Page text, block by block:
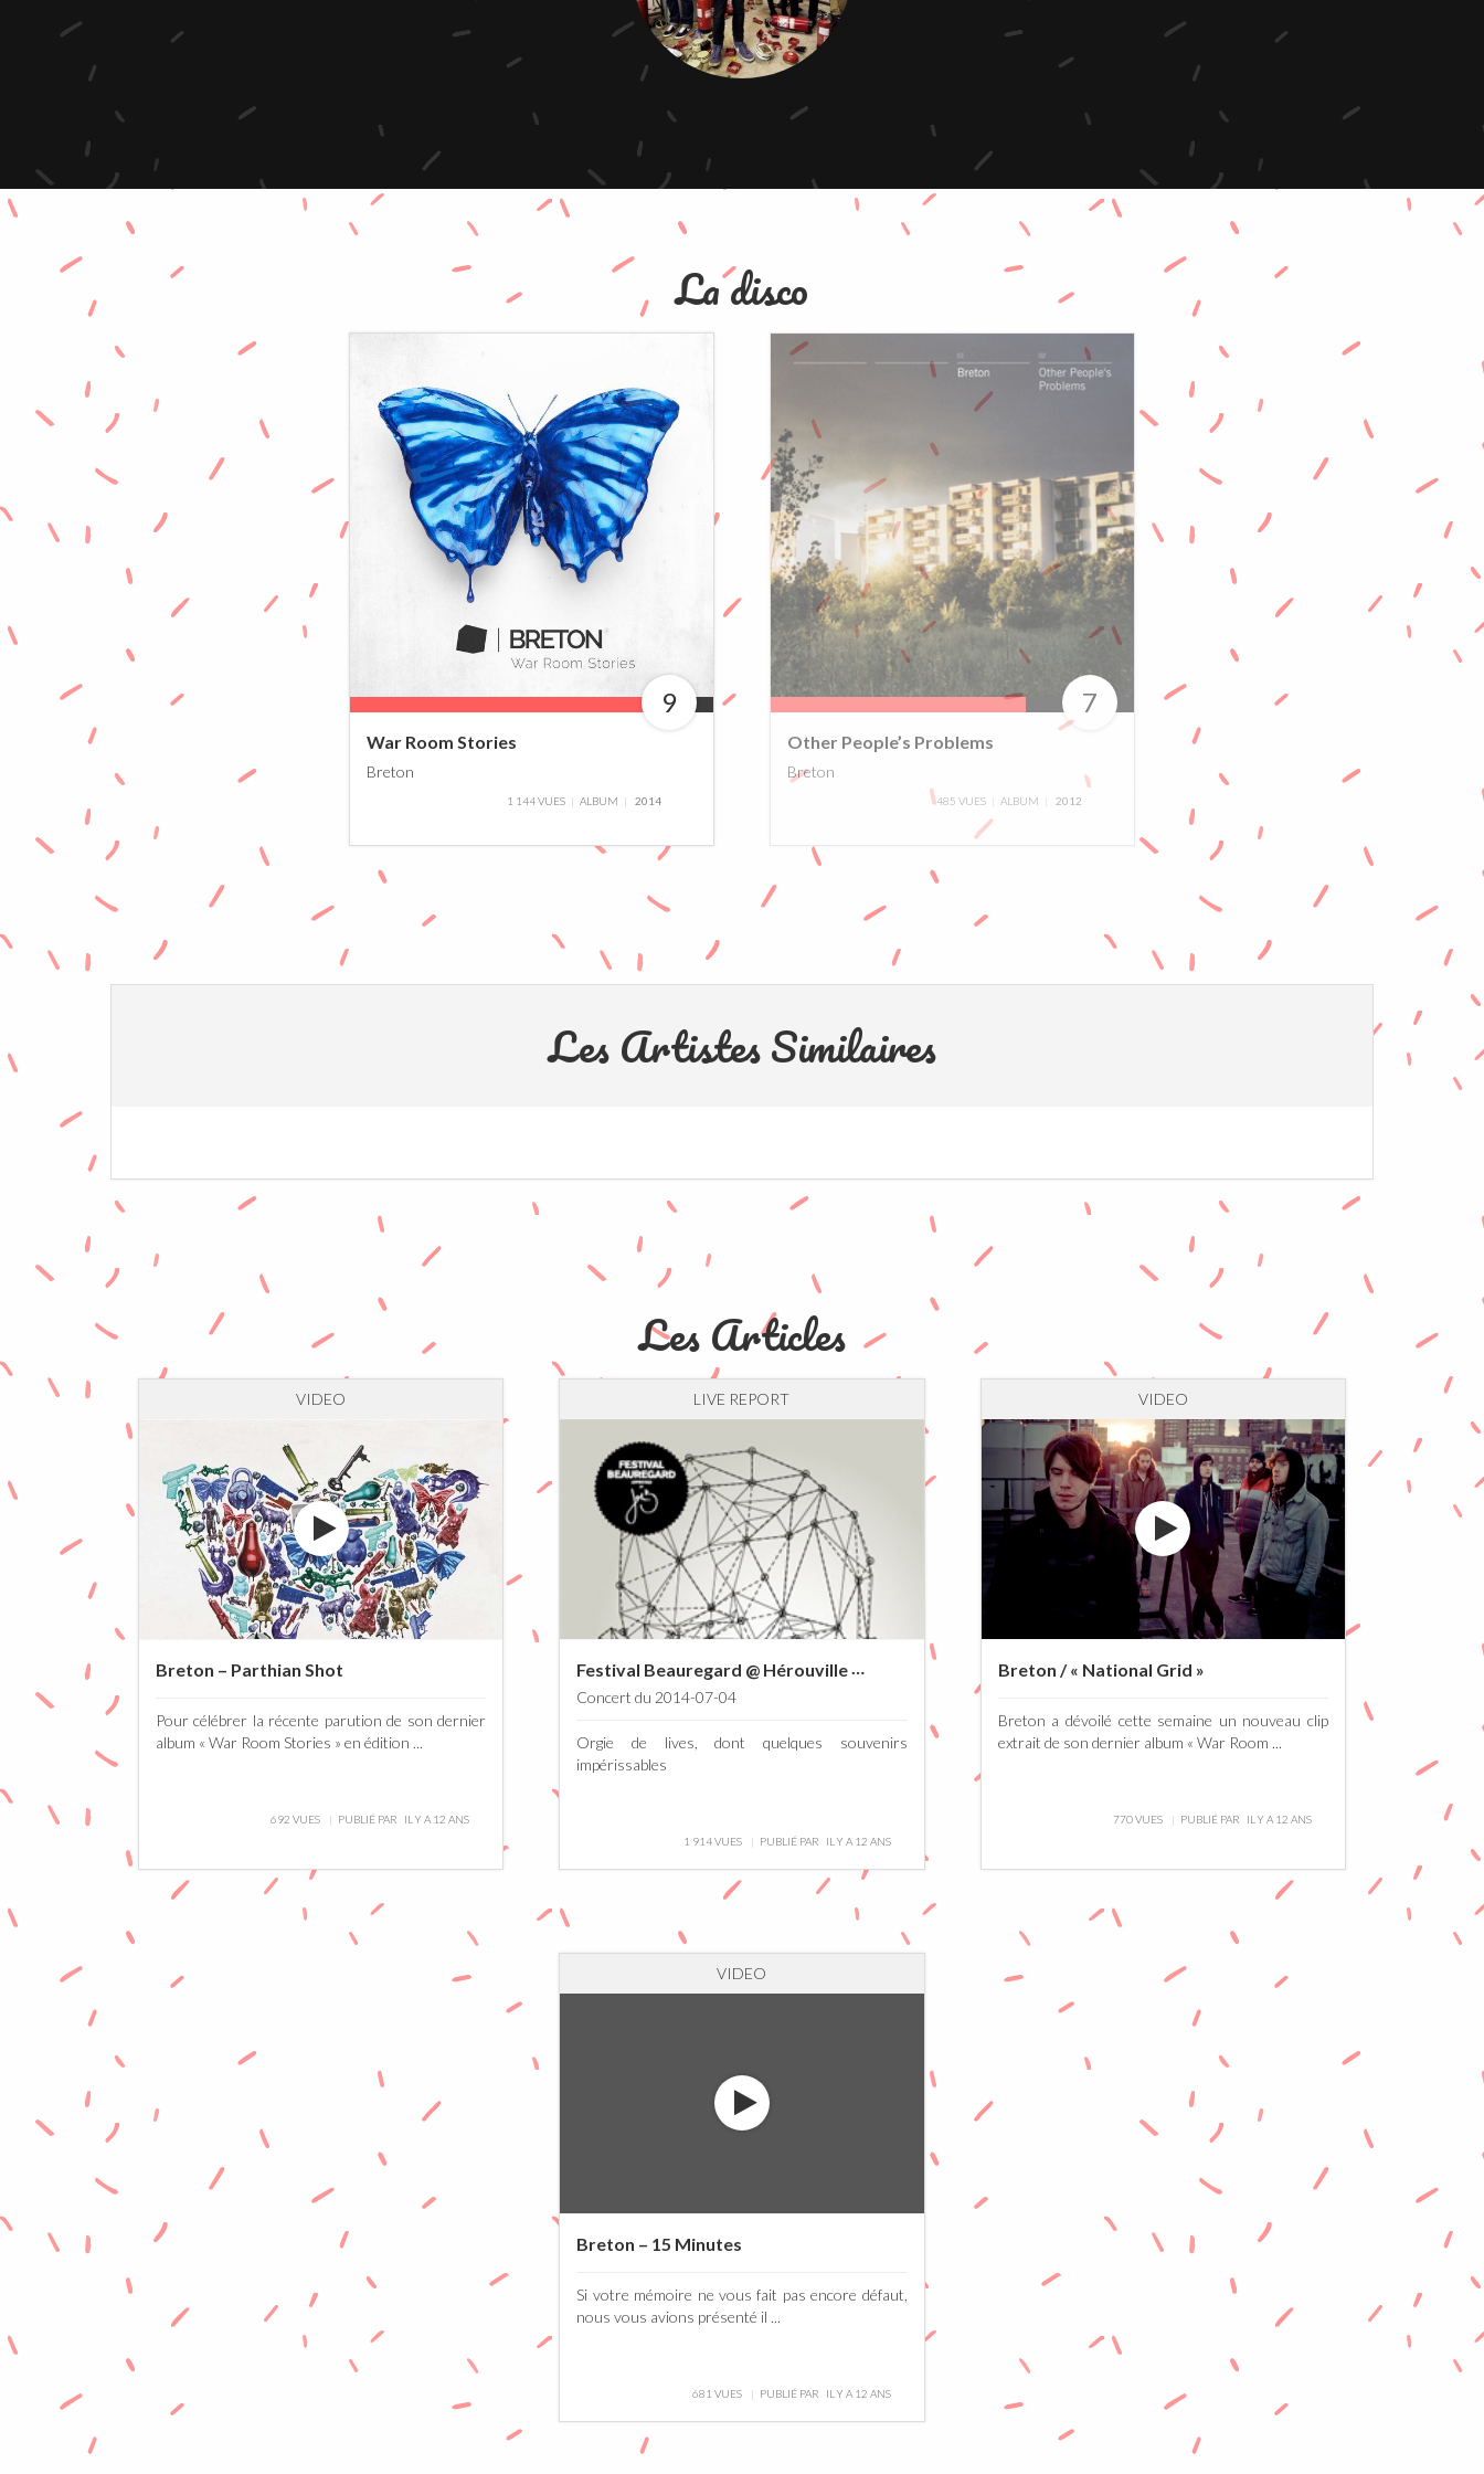
La disco
9
War Room Stories
Breton
1 144 VUES ALBUM 2014
7
Other People’s Problems
Breton
485 VUES ALBUM 2012
Les Artistes Similaires
Les Articles
VIDEO
Breton – Parthian Shot
Pour célébrer la récente parution de son dernier
album « War Room Stories » en édition ...
692 VUES PUBLIÉ PAR IL Y A 12 ANS
LIVE REPORT
Concert du 2014-07-04
Orgie de lives, dont quelques souvenirs
impérissables
1 914 VUES PUBLIÉ PAR IL Y A 12 ANS
VIDEO
Breton / « National Grid »
Breton a dévoilé cette semaine un nouveau clip
extrait de son dernier album « War Room ...
770 VUES PUBLIÉ PAR IL Y A 12 ANS
VIDEO
Breton – 15 Minutes
Si votre mémoire ne vous fait pas encore défaut,
nous vous avions présenté il ...
681 VUES PUBLIÉ PAR IL Y A 12 ANS